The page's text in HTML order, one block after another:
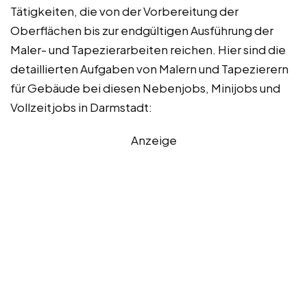
Tätigkeiten, die von der Vorbereitung der
Oberflächen bis zur endgültigen Ausführung der
Maler- und Tapezierarbeiten reichen. Hier sind die
detaillierten Aufgaben von Malern und Tapezierern
für Gebäude bei diesen Nebenjobs, Minijobs und
Vollzeitjobs in Darmstadt:
Anzeige